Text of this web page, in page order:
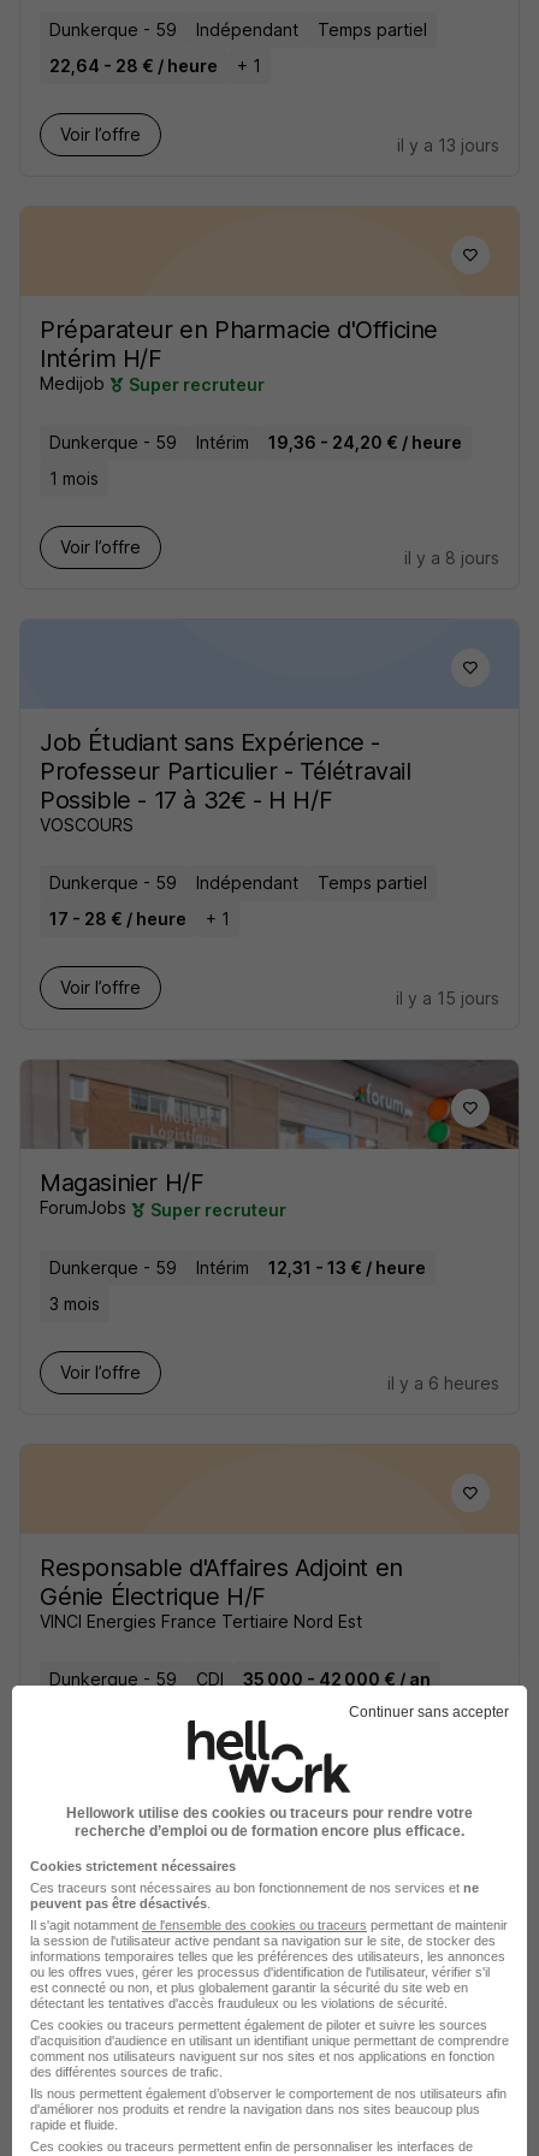
Dunkerque - 59 Indépendant
Temps partiel
22,64 - 28 € / heure
+ 1
Voir l’offre
il y a 13 jours
Préparateur en Pharmacie d'Officine
Intérim H/F
Medijob Super recruteur
Dunkerque - 59 Intérim
19,36 - 24,20 € / heure
1 mois
Voir l’offre
il y a 8 jours
Job Étudiant sans Expérience -
Professeur Particulier - Télétravail
Possible - 17 à 32€ - H H/F
VOSCOURS
Dunkerque - 59 Indépendant
Temps partiel
17 - 28 € / heure
+ 1
Voir l’offre
il y a 15 jours
Magasinier H/F
ForumJobs Super recruteur
Dunkerque - 59 Intérim
12,31 - 13 € / heure
3 mois
Voir l’offre
il y a 6 heures
Responsable d'Affaires Adjoint en
Génie Électrique H/F
VINCI Energies France Tertiaire Nord Est
Dunkerque - 59 CDI 35 000 - 42 000 € / an
Job Étudiant - Baby-Sitting et Soutien
Scolaire H/F
VOSCOURS
Dunkerque - 59 Indépendant
Temps partiel
12 - 32 € / heure
+ 1
Continuer sans accepter
Hellowork utilise des cookies ou traceurs pour rendre votre
recherche d’emploi ou de formation encore plus efficace.
Cookies strictement nécessaires
Ces traceurs sont nécessaires au bon fonctionnement de nos services et ne
peuvent pas être désactivés
Il s'agit notamment de l'ensemble des cookies ou traceurs permettant de maintenir
la session de l'utilisateur active pendant sa navigation sur le site, de stocker des
informations temporaires telles que les préférences des utilisateurs, les annonces
ou les offres vues, gérer les processus d'identification de l'utilisateur, vérifier s'il
est connecté ou non, et plus globalement garantir la sécurité du site web en
détectant les tentatives d'accès frauduleux ou les violations de sécurité.
Ces cookies ou traceurs permettent également de piloter et suivre les sources
d'acquisition d'audience en utilisant un identifiant unique permettant de comprendre
comment nos utilisateurs naviguent sur nos sites et nos applications en fonction
des différentes sources de trafic.
Ils nous permettent également d’observer le comportement de nos utilisateurs afin
d'améliorer nos produits et rendre la navigation dans nos sites beaucoup plus
rapide et fluide.
Ces cookies ou traceurs permettent enfin de personnaliser les interfaces de